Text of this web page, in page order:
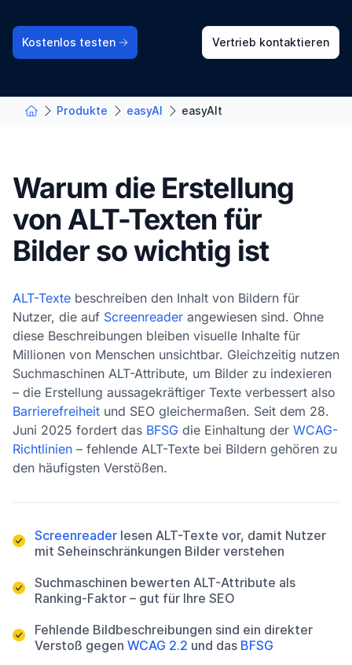
Kostenlos testen Vertrieb kontaktieren
Produkte easyAI easyAlt
Warum die Erstellung
von ALT-Texten für
Bilder so wichtig ist
ALT-Texte beschreiben den Inhalt von Bildern für
Nutzer, die auf Screenreader angewiesen sind. Ohne
diese Beschreibungen bleiben visuelle Inhalte für
Millionen von Menschen unsichtbar. Gleichzeitig nutzen
Suchmaschinen ALT-Attribute, um Bilder zu indexieren
– die Erstellung aussagekräftiger Texte verbessert also
Barrierefreiheit und SEO gleichermaßen. Seit dem 28.
Juni 2025 fordert das BFSG die Einhaltung der WCAG-
Richtlinien – fehlende ALT-Texte bei Bildern gehören zu
den häufigsten Verstößen.
Screenreader lesen ALT-Texte vor, damit Nutzer
mit Seheinschränkungen Bilder verstehen
Suchmaschinen bewerten ALT-Attribute als
Ranking-Faktor – gut für Ihre SEO
Fehlende Bildbeschreibungen sind ein direkter
Verstoß gegen WCAG 2.2 und das BFSG